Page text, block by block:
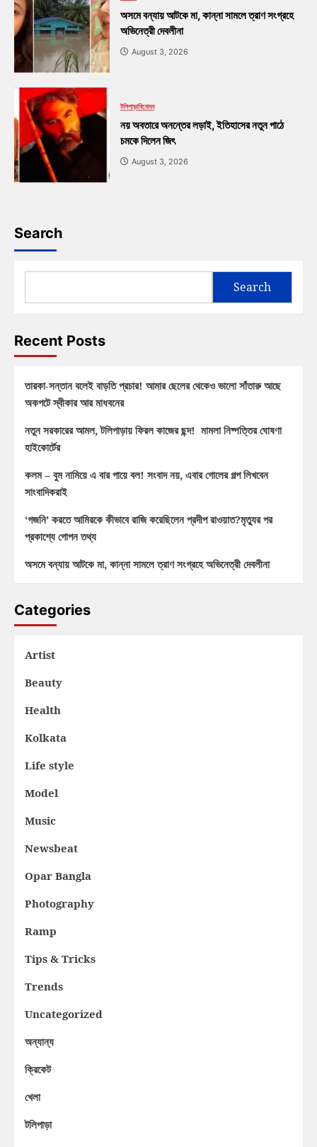
অসমে বন্যায় আটকে মা, কান্না সামলে ত্রাণ সংগ্রহে
অভিনেত্রী দেবলীনা
August 3, 2026
টলিপাড়াবিনোদন
নয় অবতারে অনন্তের লড়াই, ইতিহাসের নতুন পাঠে
চমকে দিলেন জিৎ
August 3, 2026
Search
Search
Recent Posts
তারকা-সন্তান বলেই বাড়তি প্রচার! আমার ছেলের থেকেও ভালো সাঁতারু আছে
অকপটে স্বীকার আর মাধবনের
নতুন সরকারের আমল, টলিপাড়ায় ফিরল কাজের ছন্দ! মামলা নিষ্পত্তির ঘোষণা
হাইকোর্টের
কলম – বুম নামিয়ে এ বার পায়ে বল! সংবাদ নয়, এবার গোলের গল্প লিখবেন
সাংবাদিকরাই
‘গজনি’ করতে আমিরকে কীভাবে রাজি করেছিলেন প্রদীপ রাওয়াত?মৃত্যুর পর
প্রকাশ্যে গোপন তথ্য
অসমে বন্যায় আটকে মা, কান্না সামলে ত্রাণ সংগ্রহে অভিনেত্রী দেবলীনা
Categories
Artist
Beauty
Health
Kolkata
Life style
Model
Music
Newsbeat
Opar Bangla
Photography
Ramp
Tips & Tricks
Trends
Uncategorized
অন্যান্য
ক্রিকেট
খেলা
টলিপাড়া